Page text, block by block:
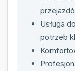
Usługa
potrzeb